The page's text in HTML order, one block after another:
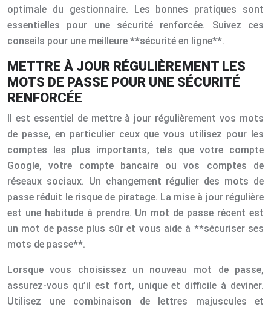
optimale du gestionnaire. Les bonnes pratiques sont
essentielles pour une sécurité renforcée. Suivez ces
conseils pour une meilleure **sécurité en ligne**.
METTRE À JOUR RÉGULIÈREMENT LES
MOTS DE PASSE POUR UNE SÉCURITÉ
RENFORCÉE
Il est essentiel de mettre à jour régulièrement vos mots
de passe, en particulier ceux que vous utilisez pour les
comptes les plus importants, tels que votre compte
Google, votre compte bancaire ou vos comptes de
réseaux sociaux. Un changement régulier des mots de
passe réduit le risque de piratage. La mise à jour régulière
est une habitude à prendre. Un mot de passe récent est
un mot de passe plus sûr et vous aide à **sécuriser ses
mots de passe**.
Lorsque vous choisissez un nouveau mot de passe,
assurez-vous qu’il est fort, unique et difficile à deviner.
Utilisez une combinaison de lettres majuscules et